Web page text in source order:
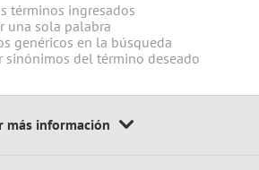
términos ingresados
una sola palabra
genéricos en la búsqueda
sinónimos del término deseado